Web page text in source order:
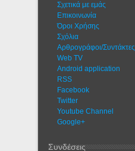
Σχετικά με εμάς
Eπικοινωνία
Όροι Χρήσης
Σχόλια
Αρθρογράφοι/Συντάκτες
Web TV
Android application
RSS
Facebook
Twitter
Youtube Channel
Google+
Συνδέσεις